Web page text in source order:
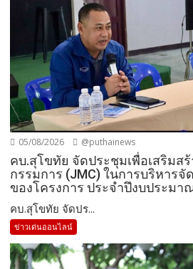
05/08/2026 @puthainews
คบ.สุโขทัย จัดประชุมเพื่อเสริมส
กรรมการ (JMC) ในการบริหาร
ของโครงการ ประจำปึงบประมา
คบ.สุโขทัย จัดปร...
ข่าวเด่นออนไลน์